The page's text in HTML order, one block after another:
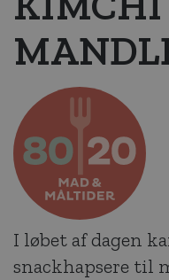
I løbet af dagen
snackhapsere til